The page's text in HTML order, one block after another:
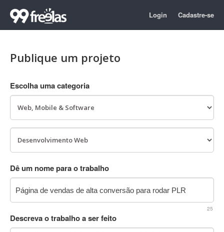
Login Cadastre-se
Publique um projeto
Escolha uma categoria
Dê um nome para o trabalho
25
Descreva o trabalho a ser feito